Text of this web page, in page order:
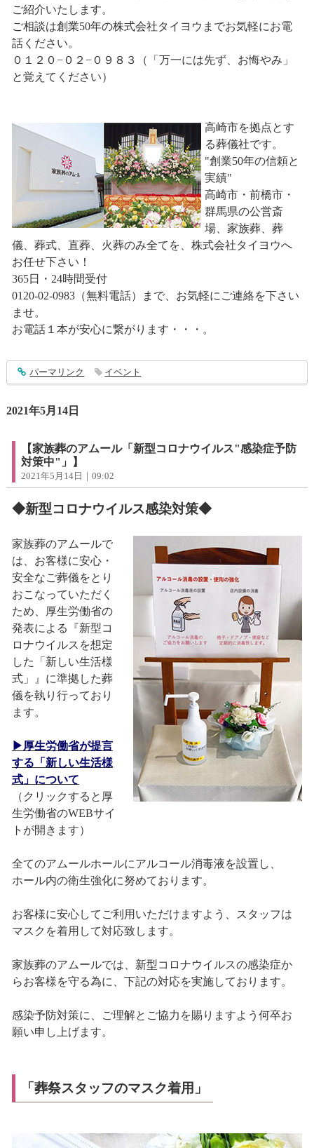
ご紹介いたします。
ご相談は創業50年の株式会社タイヨウまでお気軽にお電
話ください。
０１２０−０２−０９８３（「万一には先ず、お悔やみ」
と覚えてください）
高崎市を拠点とす
る葬儀社です。
"創業50年の信頼と
実績"
高崎市・前橋市・
群馬県の公営斎
場、家族葬、葬
儀、葬式、直葬、火葬のみ全てを、株式会社タイヨウへ
お任せ下さい！
365日・24時間受付
0120-02-0983（無料電話）まで、お気軽にご連絡を下さい
ませ。
お電話１本が安心に繋がります・・・。
entry2933
パーマリンク イベント
2021年5月14日
【家族葬のアムール「新型コロナウイルス"感染症予防
対策中"」】
2021年5月14日｜09:02
◆新型コロナウイルス感染対策◆
家族葬のアムールで
は、お客様に安心・
安全なご葬儀をとり
おこなっていただく
ため、厚生労働省の
発表による『新型コ
ロナウイルスを想定
した「新しい生活様
式」』に準拠した葬
儀を執り行っており
ます。
▶厚生労働省が提言
する「新しい生活様
式」について
（クリックすると厚
生労働省のWEBサイ
トが開きます）
全てのアムールホールにアルコール消毒液を設置し、
ホール内の衛生強化に努めております。
お客様に安心してご利用いただけますよう、スタッフは
マスクを着用して対応致します。
家族葬のアムールでは、新型コロナウイルスの感染症か
らお客様を守る為に、下記の対応を実施しております。
感染予防対策に、ご理解とご協力を賜りますよう何卒お
願い申し上げます。
「葬祭スタッフのマスク着用」